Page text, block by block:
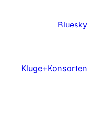
Bluesky
Kluge+Konsorten